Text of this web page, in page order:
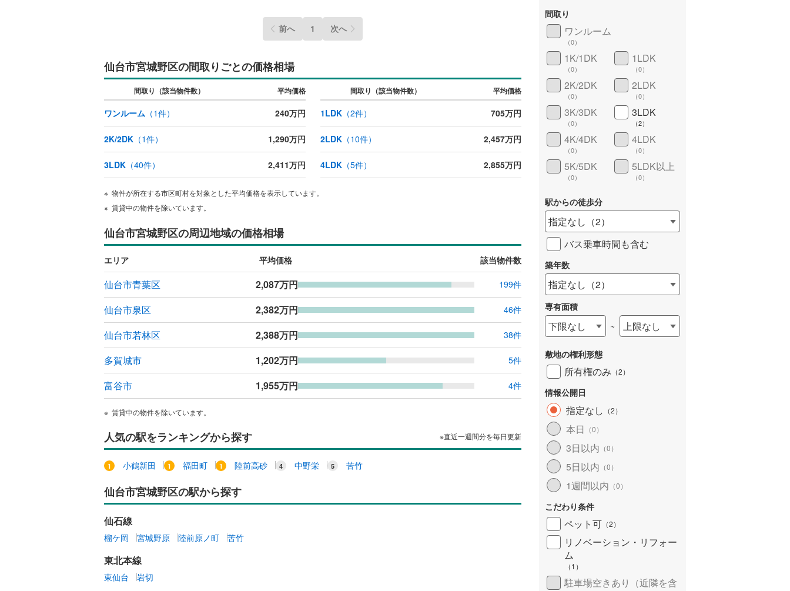
前へ 1 次へ
仙台市宮城野区の間取りごとの価格相場
間取り（該当物件数） 平均価格 間取り（該当物件数） 平均価格
ワンルーム （1件） 240万円 1LDK（2件） 705万円
2K/2DK （1件） 1,290万円 2LDK（10件） 2,457万円
3LDK （40件） 2,411万円 4LDK（5件） 2,855万円
物件が所在する市区町村を対象とした平均価格を表示しています。
賃貸中の物件を除いています。
仙台市宮城野区の周辺地域の価格相場
エリア 平均価格 該当物件数
仙台市青葉区 2,087万円 199件
仙台市泉区 2,382万円 46件
仙台市若林区 2,388万円 38件
多賀城市 1,202万円 5件
富谷市 1,955万円 4件
賃貸中の物件を除いています。
人気の駅をランキングから探す ※直近一週間分を毎日更新
小鶴新田 福田町 陸前高砂 中野栄 苦竹
仙台市宮城野区の駅から探す
仙石線
榴ケ岡 宮城野原 陸前原ノ町 苦竹
東北本線
東仙台 岩切
間取り
ワンルーム
（0）
1K/1DK
（0）
1LDK
（0）
2K/2DK
（0）
2LDK
（0）
3K/3DK
（0）
3LDK
（2）
4K/4DK
（0）
4LDK
（0）
5K/5DK
（0）
5LDK以上
（0）
駅からの徒歩分
指定なし （2）
バス乗車時間も含む
築年数
指定なし （2）
専有面積
下限なし ~ 上限なし
敷地の権利形態
所有権のみ （2）
情報公開日
指定なし （2）
本日 （0）
3日以内 （0）
5日以内 （0）
1週間以内 （0）
こだわり条件
ペット可 （2）
リノベーション・リフォー
ム
（1 ）
駐車場空きあり（近隣を含
ルーフバルコニー（ ） ワイドバルコニー（0）
ウォークインクローゼット
（0）
即入居可能（0）
オンライン対応
オンライン内見(相談)可（1） IT重説可（1）
オンライン対応とは？ 詳しく見る